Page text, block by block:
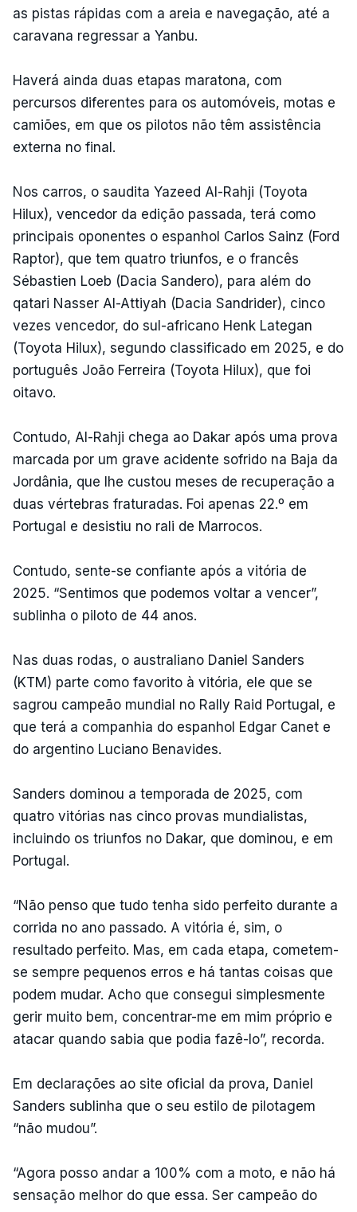
as pistas rápidas com a areia e navegação, até a
caravana regressar a Yanbu.
Haverá ainda duas etapas maratona, com
percursos diferentes para os automóveis, motas e
camiões, em que os pilotos não têm assistência
externa no final.
Nos carros, o saudita Yazeed Al-Rahji (Toyota
Hilux), vencedor da edição passada, terá como
principais oponentes o espanhol Carlos Sainz (Ford
Raptor), que tem quatro triunfos, e o francês
Sébastien Loeb (Dacia Sandero), para além do
qatari Nasser Al-Attiyah (Dacia Sandrider), cinco
vezes vencedor, do sul-africano Henk Lategan
(Toyota Hilux), segundo classificado em 2025, e do
português João Ferreira (Toyota Hilux), que foi
oitavo.
Contudo, Al-Rahji chega ao Dakar após uma prova
marcada por um grave acidente sofrido na Baja da
Jordânia, que lhe custou meses de recuperação a
duas vértebras fraturadas. Foi apenas 22.º em
Portugal e desistiu no rali de Marrocos.
Contudo, sente-se confiante após a vitória de
2025. “Sentimos que podemos voltar a vencer”,
sublinha o piloto de 44 anos.
Nas duas rodas, o australiano Daniel Sanders
(KTM) parte como favorito à vitória, ele que se
sagrou campeão mundial no Rally Raid Portugal, e
que terá a companhia do espanhol Edgar Canet e
do argentino Luciano Benavides.
Sanders dominou a temporada de 2025, com
quatro vitórias nas cinco provas mundialistas,
incluindo os triunfos no Dakar, que dominou, e em
Portugal.
“Não penso que tudo tenha sido perfeito durante a
corrida no ano passado. A vitória é, sim, o
resultado perfeito. Mas, em cada etapa, cometem-
se sempre pequenos erros e há tantas coisas que
podem mudar. Acho que consegui simplesmente
gerir muito bem, concentrar-me em mim próprio e
atacar quando sabia que podia fazê-lo”, recorda.
Em declarações ao site oficial da prova, Daniel
Sanders sublinha que o seu estilo de pilotagem
“não mudou”.
“Agora posso andar a 100% com a moto, e não há
sensação melhor do que essa. Ser campeão do